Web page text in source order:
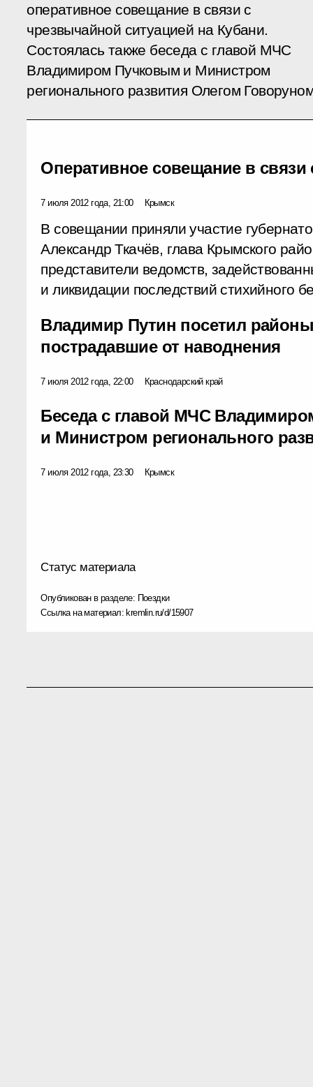
оперативное совещание в связи с
чрезвычайной ситуацией на Кубани.
Состоялась также беседа с главой МЧС
Владимиром Пучковым и Министром
регионального развития Олегом
Оперативное совещание в
7 июля 2012 года, 21:00 Крымск
В совещании приняли участие
Александр Ткачёв, глава Крымского
представители ведомств,
и ликвидации последствий стихийного
Владимир Путин посетил
пострадавшие от наводнения
7 июля 2012 года, 22:00 Краснодарский край
Беседа с главой МЧС
и Министром регионального
7 июля 2012 года, 23:30 Крымск
Статус материала
Опубликован в разделе: Поездки
Ссылка на материал: kremlin.ru/d/15907